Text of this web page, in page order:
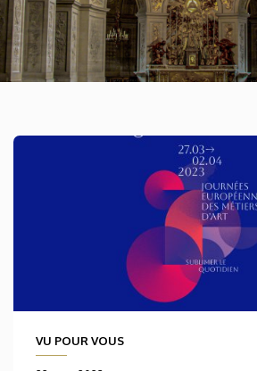
VU POUR VOUS